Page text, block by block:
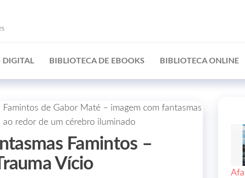
DIGITAL BIBLIOTECA DE EBOOKS BIBLIOTECA ONLINE
Famintos –
Vício